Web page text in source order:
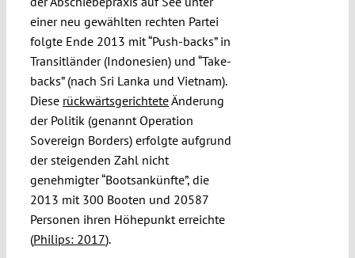
einer neu gewählten rechten Partei
folgte Ende 2013 mit “Push-backs” in
Transitländer (Indonesien) und “Take-
backs” (nach Sri Lanka und Vietnam).
Diese rückwärtsgerichteteÄnderung
der Politik (genannt Operation
Sovereign Borders) erfolgte aufgrund
der steigenden Zahl nicht
genehmigter “Bootsankünfte”, die
2013 mit 300 Booten und 20587
Personen ihren Höhepunkt erreichte
(Philips: 2017).